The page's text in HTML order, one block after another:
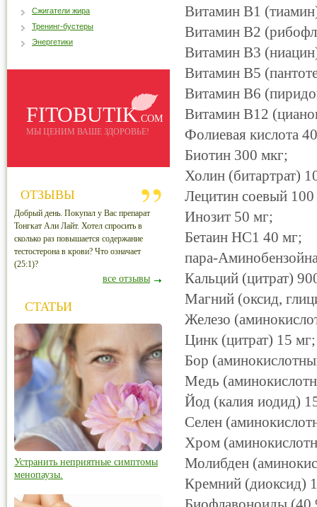
Витамин В1
Витамин В2
Витамин В3
Витамин В5
Витамин В6
Витамин В12
Фолиевая кислота
Биотин 300 мкг;
Холин (битартрат)
Лецитин соевый
Инозит 50 мг;
Бетаин НС1 40 мг;
пара-
Кальций (цитрат)
Магний (оксид,
Железо
Цинк (цитрат) 15 мг;
Бор
Медь
Йод (калия иодид)
Селен
Хром
Молибден
Кремний (диоксид)
Сжигатели жира
Тренинг-бустеры
Энергетики
FITOBUTIK.COM
МЫ ЦЕНИМ ВАШЕ ЗДОРОВЬЕ!
ОТЗЫВЫ
Добрый день. Покупал у Вас препарат
Тонгкат Али Лайт. Хотел спросить в
сколько раз повышается содержание
тестостерона в крови? Что означает
(25:1)?
все отзывы
СТАТЬИ
Устранить неприятные симптомы
менопаузы.